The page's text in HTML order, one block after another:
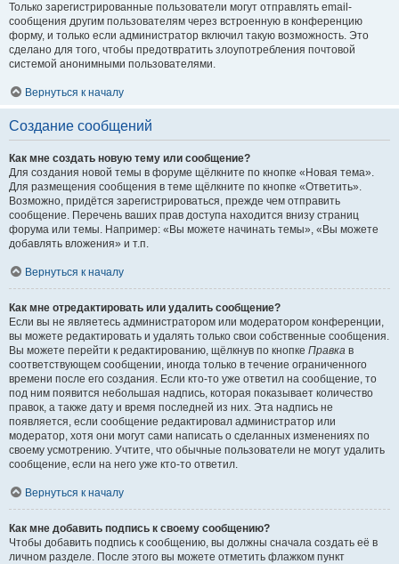
Только зарегистрированные пользователи могут отправлять email-
сообщения другим пользователям через встроенную в конференцию
форму, и только если администратор включил такую возможность. Это
сделано для того, чтобы предотвратить злоупотребления почтовой
системой анонимными пользователями.
Вернуться к началу
Создание сообщений
Как мне создать новую тему или сообщение?
Для создания новой темы в форуме щёлкните по кнопке «Новая тема».
Для размещения сообщения в теме щёлкните по кнопке «Ответить».
Возможно, придётся зарегистрироваться, прежде чем отправить
сообщение. Перечень ваших прав доступа находится внизу страниц
форума или темы. Например: «Вы можете начинать темы», «Вы можете
добавлять вложения» и т.п.
Вернуться к началу
Как мне отредактировать или удалить сообщение?
Если вы не являетесь администратором или модератором конференции,
вы можете редактировать и удалять только свои собственные сообщения.
Вы можете перейти к редактированию, щёлкнув по кнопке Правка в
соответствующем сообщении, иногда только в течение ограниченного
времени после его создания. Если кто-то уже ответил на сообщение, то
под ним появится небольшая надпись, которая показывает количество
правок, а также дату и время последней из них. Эта надпись не
появляется, если сообщение редактировал администратор или
модератор, хотя они могут сами написать о сделанных изменениях по
своему усмотрению. Учтите, что обычные пользователи не могут удалить
сообщение, если на него уже кто-то ответил.
Вернуться к началу
Как мне добавить подпись к своему сообщению?
Чтобы добавить подпись к сообщению, вы должны сначала создать её в
личном разделе. После этого вы можете отметить флажком пункт